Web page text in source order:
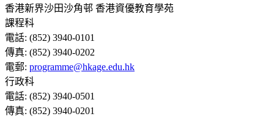
香港新界沙田沙角邨 香港資優教育學苑
課程科
電話: (852) 3940-0101
傳真: (852) 3940-0202
電郵: programme@hkage.edu.hk
行政科
電話: (852) 3940-0501
傳真: (852) 3940-0201